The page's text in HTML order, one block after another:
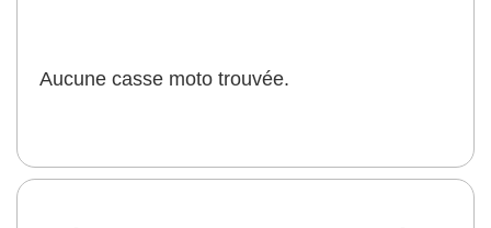
Aucune casse moto trouvée.